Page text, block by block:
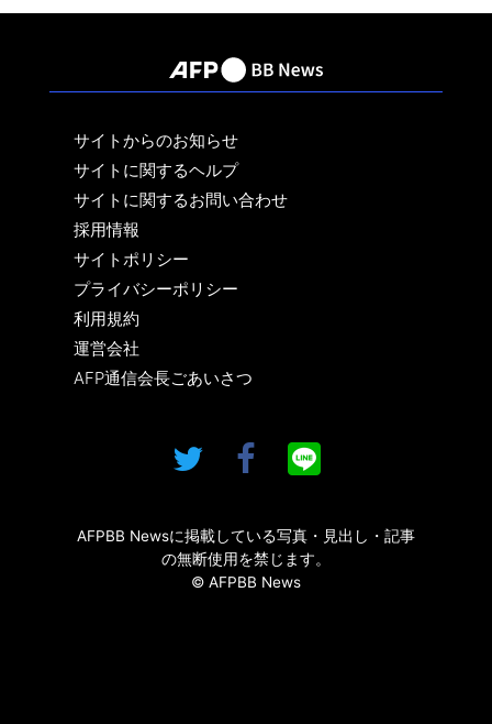
サイトからのお知らせ
サイトに関するヘルプ
サイトに関するお問い合わせ
採用情報
サイトポリシー
プライバシーポリシー
利用規約
運営会社
AFP通信会長ごあいさつ
AFPBB Newsに掲載している写真・見出し・記事
の無断使用を禁じます。
© AFPBB News